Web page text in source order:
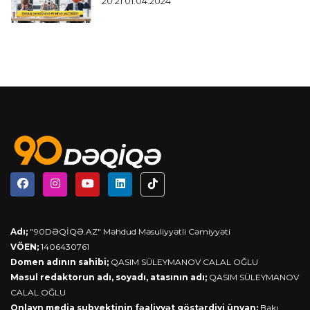
Adı; "90DƏQİQƏ.AZ" Məhdud Məsuliyyətli Cəmiyyəti
VÖEN; 1406430761
Domen adının sahibi; QASIM SÜLEYMANOV CALAL OĞLU
Məsul redaktorun adı, soyadı, atasının adı; QASIM SÜLEYMANOV
CALAL OĞLU
Onlayn media subyektinin fəaliyyət göstərdiyi ünvan; Bakı